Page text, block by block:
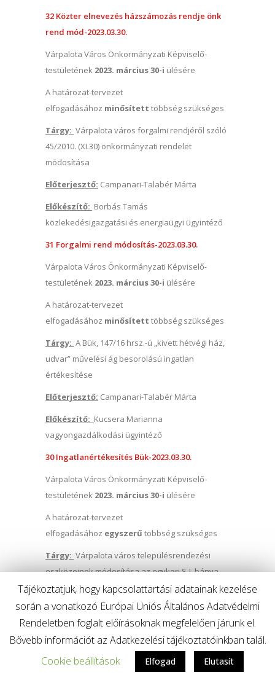
32 Közter elnevezés házszámozás rendje önk
rend mód-2023.03.30.
Várpalota Város Önkormányzati Képviselő-
testületének 2023. március 30-i ülésére
A határozat-tervezet
elfogadásához minősített többség szükséges
Tárgy: Várpalota város forgalmi rendjéről szóló
45/2010. (XI.30) önkormányzati rendelet
módosítása
Előterjesztő: Campanari-Talabér Márta
Előkészítő: Borbás Tamás
közlekedésigazgatási és energiaügyi ügyintéző
31 Forgalmi rend módosítás-2023.03.30.
Várpalota Város Önkormányzati Képviselő-
testületének 2023. március 30-i ülésére
A határozat-tervezet
elfogadásához minősített többség szükséges
Tárgy: A Bük, 147/16 hrsz.-ú „kivett hétvégi ház,
udvar” művelési ág besorolású ingatlan
értékesítése
Előterjesztő: Campanari-Talabér Márta
Előkészítő: Kucsera Marianna
vagyongazdálkodási ügyintéző
30 Ingatlanértékesítés Bük-2023.03.30.
Várpalota Város Önkormányzati Képviselő-
testületének 2023. március 30-i ülésére
A határozat-tervezet
elfogadásához egyszerű többség szükséges
Tárgy: Várpalota város településrendezési
eszközeinek módosítása az egykori S-I. bánya
területére
Előterjesztő: Campanari-Talabér Márta
Előkészítő:
Mezei László főépítész
29 Településrendezési döntés S1 bánya-
Tájékoztatjuk, hogy kapcsolattartási adatainak kezelése
során a vonatkozó Európai Uniós Általános Adatvédelmi
Rendeletben foglalt előírásoknak megfelelően járunk el.
Bővebb információt az Adatkezelési tájékoztatóinkban talál.
Cookie beállítások
Elfogad Elutasít